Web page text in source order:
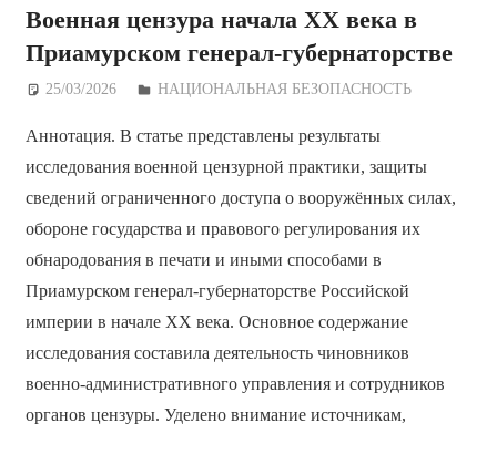
Военная цензура начала XX века в
Приамурском генерал-губернаторстве
25/03/2026 Дежурный по Редакции
НАЦИОНАЛЬНАЯ БЕЗОПАСНОСТЬ
Аннотация. В статье представлены результаты
исследования военной цензурной практики, защиты
сведений ограниченного доступа о вооружённых силах,
обороне государства и правового регулирования их
обнародования в печати и иными способами в
Приамурском генерал-губернаторстве Российской
империи в начале XX века. Основное содержание
исследования составила деятельность чиновников
военно-административного управления и сотрудников
органов цензуры. Уделено внимание источникам,